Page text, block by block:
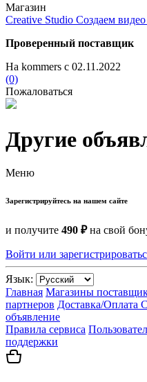
Магазин
Creative Studio Создаем
Проверенный поставщик
На kommers с 02.11.2022
(0)
Пожаловаться
Другие
Меню
Зарегистрируйтесь на нашем сайте
и получите 490 ₽на свой
Войти или
Язык:
Главная Магазины
партнеров Доставка/Оплата
объявление
Правила сервиса
поддержки